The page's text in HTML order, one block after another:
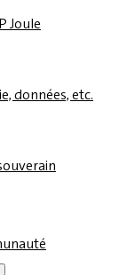
Joule
données, etc.